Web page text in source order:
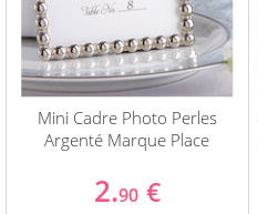
Mini Cadre Photo Perles
Argenté Marque Place
2.90 €